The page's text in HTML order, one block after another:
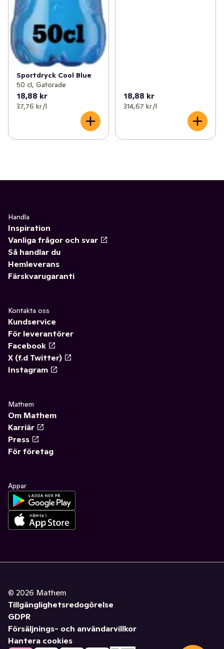
Sportdryck Cool Blue
50 cl, Gatorade
18,88 kr
37,76 kr /l
18,88 kr
314,67 kr /l
Handla
Inspiration
Vanliga frågor och svar
Så handlar du
Hemleverans
Färskvarugaranti
Kontakta oss
Kundservice
För leverantörer
Facebook
X (f.d Twitter)
Instagram
Mathem
Om Mathem
Karriär
Press
För företag
Appar
© 2026 Mathem
Tillgänglighetsredogörelse
GDPR
Försäljnings- och användarvillkor
Hantera cookies